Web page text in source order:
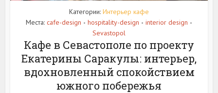
Категории: Интерьер кафе
Места: cafe-design • hospitality-design • interior design •
Sevastopol
Кафе в Севастополе по проекту
Екатерины Саракулы: интерьер,
вдохновленный спокойствием
южного побережья